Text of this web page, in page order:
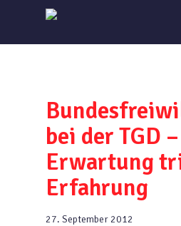
main
bei der TGD –
Erwartung
Erfahrung
27. September 2012